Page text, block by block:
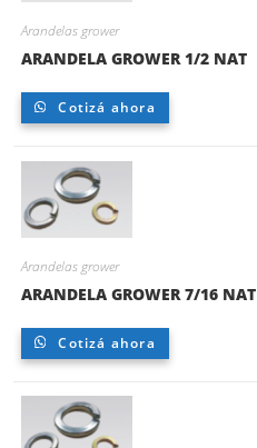
Arandelas grower
ARANDELA GROWER 1/2 NAT
Cotizá ahora
Arandelas grower
ARANDELA GROWER 7/16 NAT
Cotizá ahora